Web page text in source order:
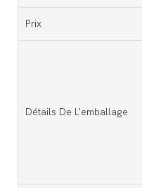
Prix
Détails De L'emballage